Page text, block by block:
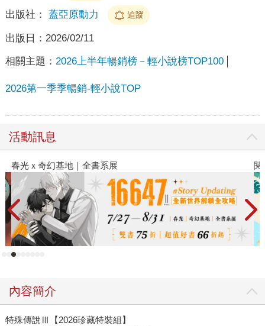
出版社： 蓋亞原動力 追蹤
出版日： 2026/02/11
相關主題： 2026上半年暢銷榜－輕小說榜TOP100
2026第一季季暢銷-輕小說TOP
活動訊息
春光ｘ奇幻基地｜全書系展 閱
內容簡介
特殊傳說Ⅲ【2026珍藏特裝組】